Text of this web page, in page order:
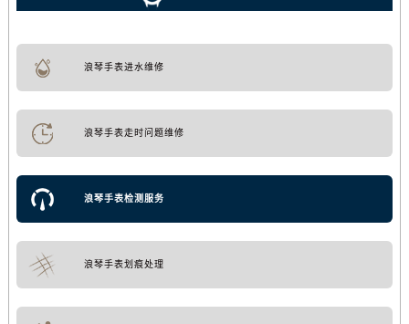
浪琴手表进水维修
浪琴手表走时问题维修
浪琴手表检测服务
浪琴手表划痕处理